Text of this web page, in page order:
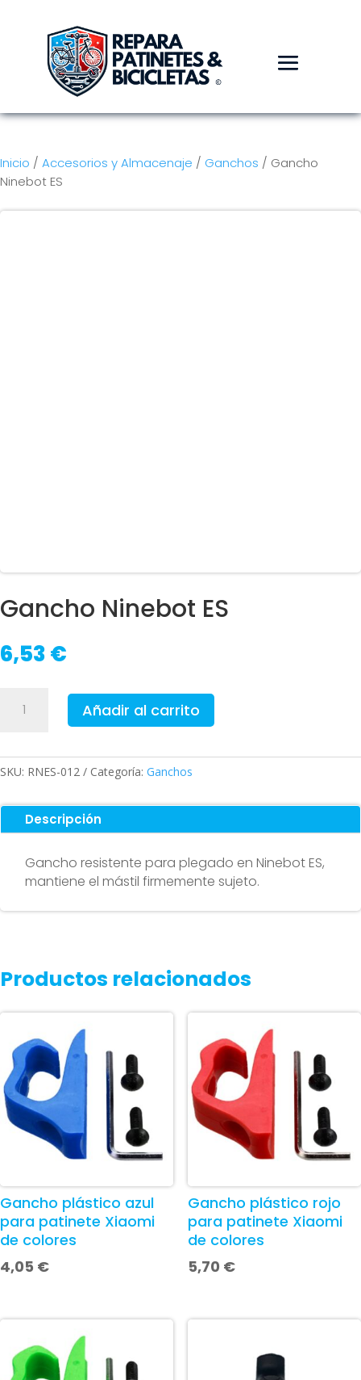
Inicio / Accesorios y Almacenaje / Ganchos / Gancho
Ninebot ES
Gancho Ninebot ES
6,53€
Ninebot
Añadir al carrito
SKU: RNES-012 Categoría: Ganchos
Descripción
Gancho resistente para plegado en Ninebot ES,
mantiene el mástil firmemente sujeto.
Productos relacionados
Gancho plástico azul
para patinete Xiaomi
de colores
4,05 €
Gancho plástico rojo
para patinete Xiaomi
de colores
5,70 €